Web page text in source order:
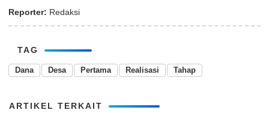
Reporter: Redaksi
TAG
Dana Desa Pertama Realisasi Tahap
ARTIKEL TERKAIT